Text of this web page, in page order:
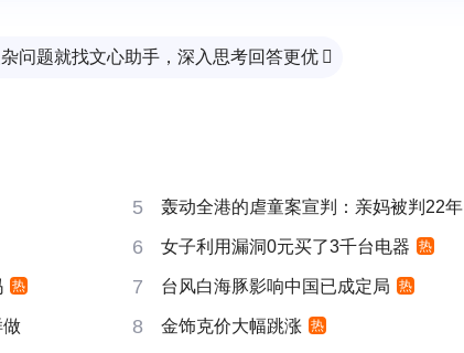
问题就找文心助手，深入思考回答更优 
5 轰动全港的虐童案宣判：亲妈被判22年
6 女子利用漏洞0元买了3千台电器 热
热 7 台风白海豚影响中国已成定局 热
做 8 金饰克价大幅跳涨 热